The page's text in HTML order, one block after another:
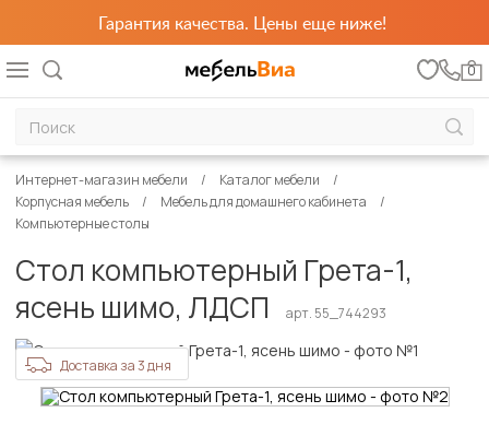
Гарантия качества. Цены еще ниже!
0
Интернет-магазин мебели
Каталог мебели
Корпусная мебель
Мебель для домашнего кабинета
Компьютерные столы
Стол компьютерный Грета-1,
ясень шимо, ЛДСП
арт. 55_744293
Доставка за 3 дня